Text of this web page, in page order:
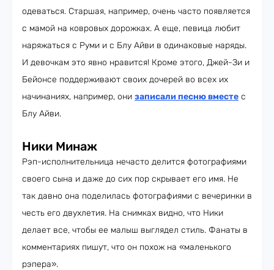
одеваться. Старшая, например, очень часто появляется
с мамой на ковровых дорожках. А еще, певица любит
наряжаться с Руми и с Блу Айви в одинаковые наряды.
И девочкам это явно нравится! Кроме этого, Джей-Зи и
Бейонсе поддерживают своих дочерей во всех их
начинаниях, например, они записали песню вместе с
Блу Айви.
Ники Минаж
Рэп-исполнительница нечасто делится фотографиями
своего сына и даже до сих пор скрывает его имя. Не
так давно она поделилась фотографиями с вечеринки в
честь его двухлетия. На снимках видно, что Ники
делает все, чтобы ее малыш выглядел стиль. Фанаты в
комментариях пишут, что он похож на «маленького
рэпера».